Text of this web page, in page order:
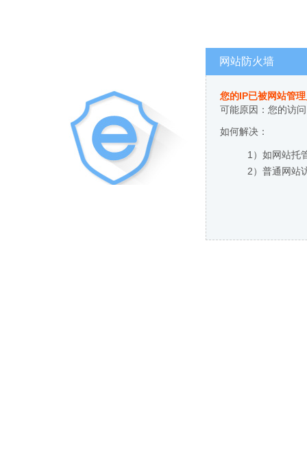
网站防火墙
您的IP已被网站管
可能原因：您的访
如何解决：
1）如网站托
2）普通网站